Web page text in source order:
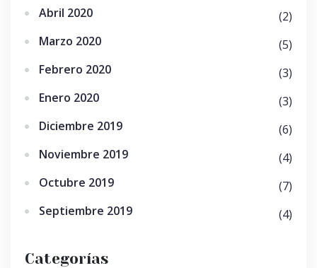
Abril 2020
(2)
Marzo 2020
(5)
Febrero 2020
(3)
Enero 2020
(3)
Diciembre 2019
(6)
Noviembre 2019
(4)
Octubre 2019
(7)
Septiembre 2019
(4)
Categorías